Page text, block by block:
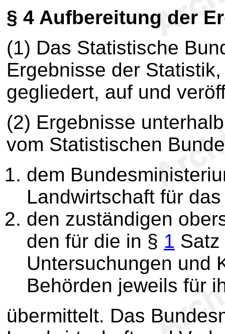
§ 4 Aufbereitung der
(1) Das Statistische
Ergebnisse der
gegliedert, auf und
(2) Ergebnisse
vom Statistischen
dem
Landwirtschaft für
den zuständigen
den für die in § 1
Untersuchungen und
Behörden jeweils für
übermittelt. Das